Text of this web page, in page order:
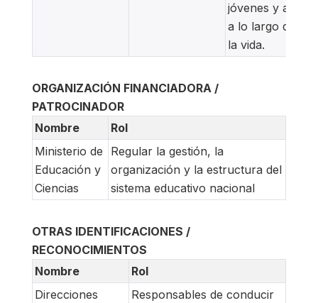
jóvenes y
a lo largo de
la vida.
ORGANIZACIÓN FINANCIADORA /
PATROCINADOR
Nombre
Rol
Ministerio de
Educación y
Ciencias
Regular la gestión, la
organización y la estructura del
sistema educativo nacional
OTRAS IDENTIFICACIONES /
RECONOCIMIENTOS
Nombre
Rol
Direcciones
Responsables de conducir